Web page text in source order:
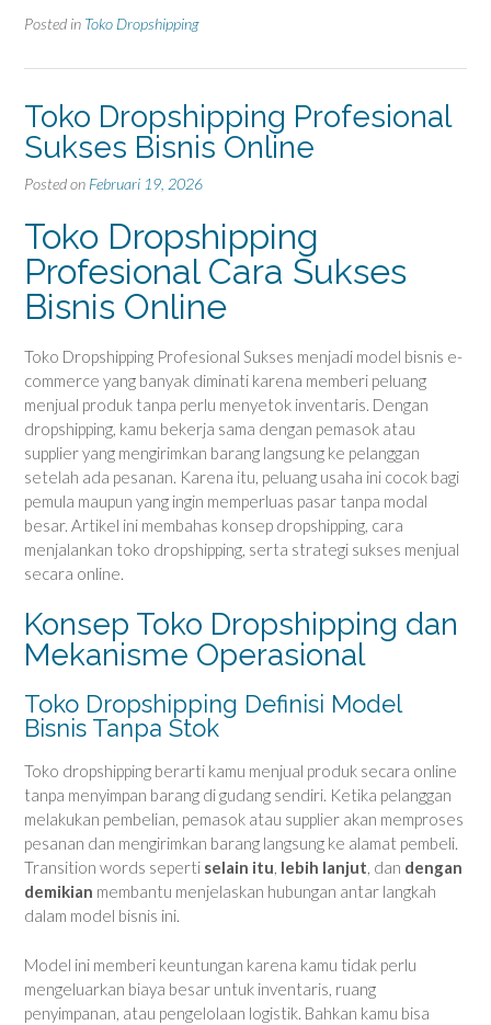
Posted in Toko Dropshipping
Toko Dropshipping Profesional
Sukses Bisnis Online
Posted on Februari 19, 2026
Toko Dropshipping
Profesional Cara Sukses
Bisnis Online
Toko Dropshipping Profesional Sukses menjadi model bisnis e-
commerce yang banyak diminati karena memberi peluang
menjual produk tanpa perlu menyetok inventaris. Dengan
dropshipping, kamu bekerja sama dengan pemasok atau
supplier yang mengirimkan barang langsung ke pelanggan
setelah ada pesanan. Karena itu, peluang usaha ini cocok bagi
pemula maupun yang ingin memperluas pasar tanpa modal
besar. Artikel ini membahas konsep dropshipping, cara
menjalankan toko dropshipping, serta strategi sukses menjual
secara online.
Konsep Toko Dropshipping dan
Mekanisme Operasional
Toko Dropshipping Definisi Model
Bisnis Tanpa Stok
Toko dropshipping berarti kamu menjual produk secara online
tanpa menyimpan barang di gudang sendiri. Ketika pelanggan
melakukan pembelian, pemasok atau supplier akan memproses
pesanan dan mengirimkan barang langsung ke alamat pembeli.
Transition words seperti selain itu, lebih lanjut, dan dengan
demikian membantu menjelaskan hubungan antar langkah
dalam model bisnis ini.
Model ini memberi keuntungan karena kamu tidak perlu
mengeluarkan biaya besar untuk inventaris, ruang
penyimpanan, atau pengelolaan logistik. Bahkan kamu bisa